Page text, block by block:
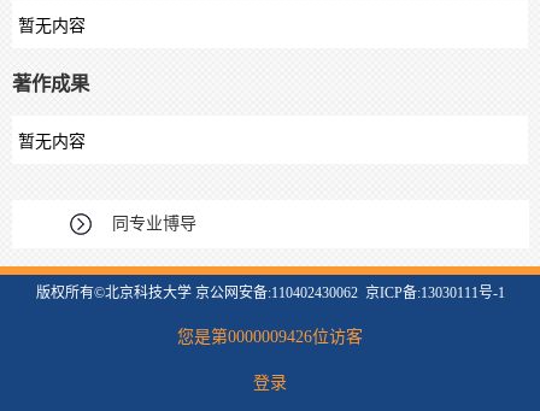
暂无内容
著作成果
暂无内容
同专业博导
版权所有©北京科技大学 京公网安备:110402430062 京ICP备:13030111号-1
您是第0000009426位访客
登录